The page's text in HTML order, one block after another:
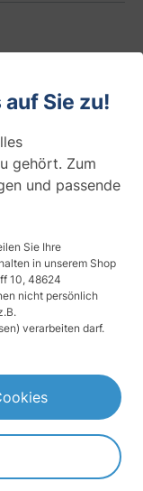
Sie zu!
gehört. Zum
und passende
Sie Ihre
in unserem Shop
10, 48624
nicht persönlich
verarbeiten darf.